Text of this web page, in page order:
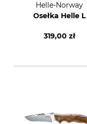
Helle-Norway
Osełka Helle L
319,00 zł